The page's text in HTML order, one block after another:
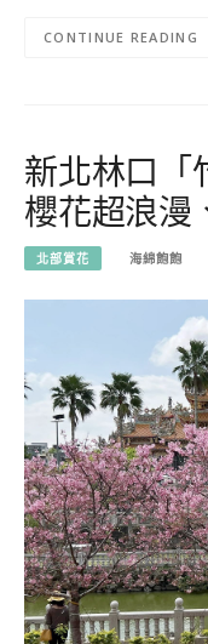
CONTINUE READING
新北林口「
櫻花超浪漫
北部賞花 海綿飽飽